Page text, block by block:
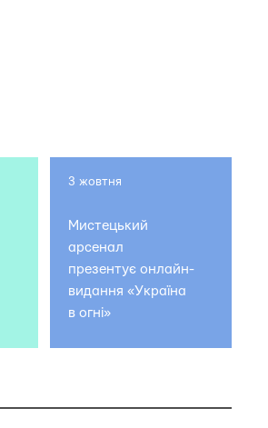
3 жовтня
Мистецький
арсенал
презентує онлайн-
видання «Україна
в огні»